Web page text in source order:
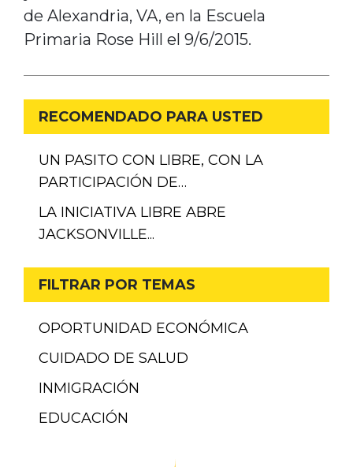
de Alexandria, VA, en la Escuela
Primaria Rose Hill el 9/6/2015.
RECOMENDADO PARA USTED
UN PASITO CON LIBRE, CON LA
PARTICIPACIÓN DE…
LA INICIATIVA LIBRE ABRE
JACKSONVILLE...
FILTRAR POR TEMAS
OPORTUNIDAD ECONÓMICA
CUIDADO DE SALUD
INMIGRACIÓN
EDUCACIÓN